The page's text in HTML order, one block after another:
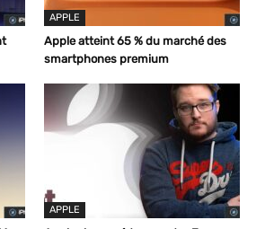
APPLE
Apple atteint 65 % du marché des
smartphones premium
APPLE